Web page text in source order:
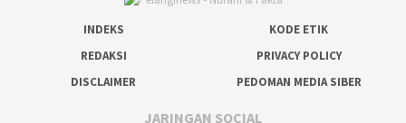
INDEKS
KODE ETIK
REDAKSI
PRIVACY POLICY
DISCLAIMER
PEDOMAN MEDIA SIBER
JARINGAN SOCIAL